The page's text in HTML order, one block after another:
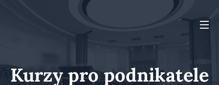
Kurzy pro podnikatele